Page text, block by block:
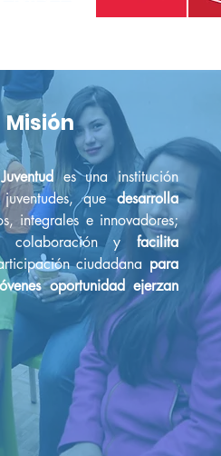
Misión
es una institución
que desarrolla
integrales e innovadores;
yfacilita
ciudadana para
oportunidad ejerzan